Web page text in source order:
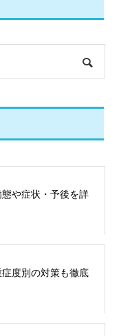
や症状・予後を詳
度別の対策も徹底